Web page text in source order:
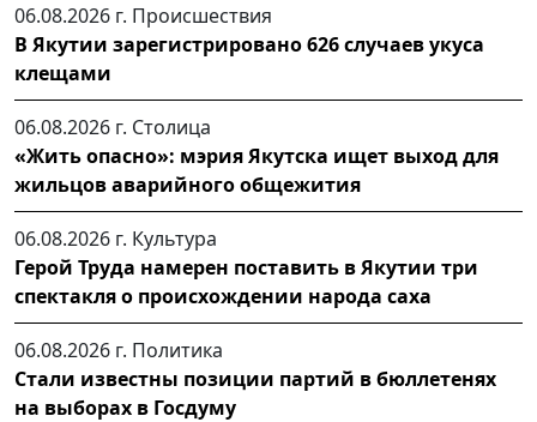
06.08.2026 г. Происшествия
В Якутии зарегистрировано 626 случаев укуса
клещами
06.08.2026 г. Столица
«Жить опасно»: мэрия Якутска ищет выход для
жильцов аварийного общежития
06.08.2026 г. Культура
Герой Труда намерен поставить в Якутии три
спектакля о происхождении народа саха
06.08.2026 г. Политика
Стали известны позиции партий в бюллетенях
на выборах в Госдуму